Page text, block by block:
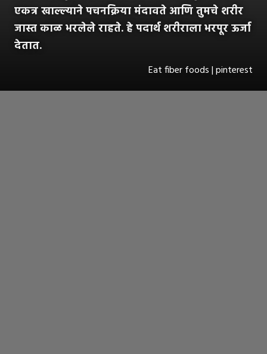
एकत्र खाल्ल्याने पचनक्रिया मंदावते आणि तुमचे शरीर
जास्त काळ भरलेले राहते. हे पदार्थ शरीराला भरपूर ऊर्जा
देतात.
Eat fiber foods | pinterest